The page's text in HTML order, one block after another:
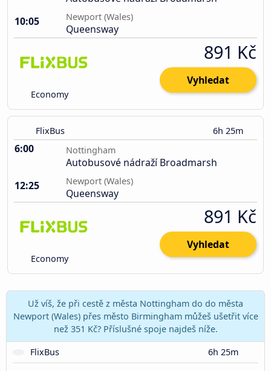
10:05
Newport (Wales)
Queensway
Economy
891 Kč
Vyhledat
FlixBus 6h 25m
6:00 Nottingham
Autobusové nádraží Broadmarsh
12:25
Newport (Wales)
Queensway
Economy
891 Kč
Vyhledat
Už víš, že při cestě z města Nottingham do do města
Newport (Wales) přes město Birmingham můžeš ušetřit více
než 351 Kč? Příslušné spoje najdeš níže.
FlixBus
6h 25m